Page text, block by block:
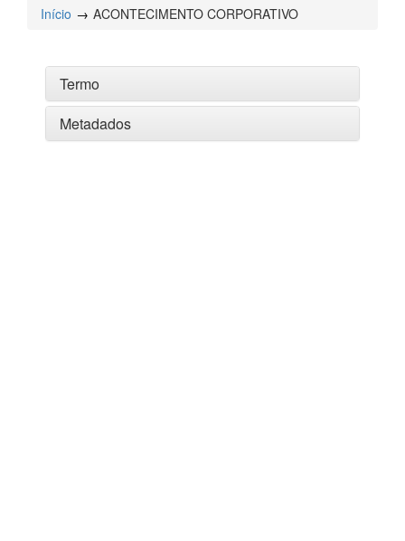
Início ACONTECIMENTO CORPORATIVO
Termo
Metadados